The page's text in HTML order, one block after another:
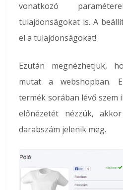
vonatkozó
tulajdonságokat is. A
el a tulajdonságokat!
Ezután megnézhetjük,
mutat a webshopban.
termék sorában lévő szem
előnézetét nézzük,
darabszám jelenik meg.